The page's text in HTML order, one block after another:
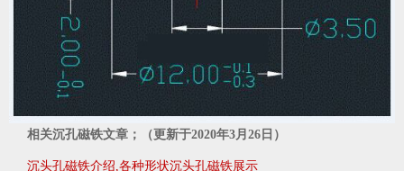
相关沉孔磁铁文章；（更新于2020年3月26日）
沉头孔磁铁介绍,各种形状沉头孔磁铁展示